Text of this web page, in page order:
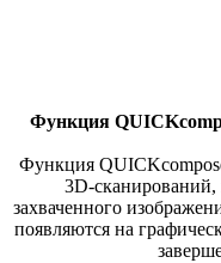
Функция
Функция
3D-сканирований,
захваченного
появляются на